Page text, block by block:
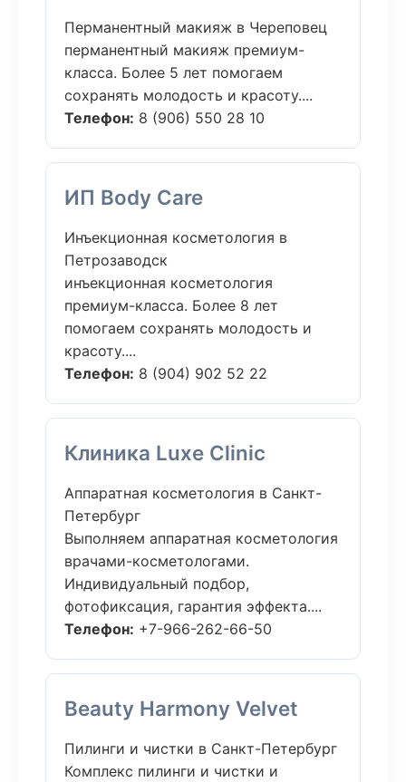
Перманентный макияж в Череповец
перманентный макияж премиум-
класса. Более 5 лет помогаем
сохранять молодость и красоту....
Телефон: 8 (906) 550 28 10
ИП Body Care
Инъекционная косметология в
Петрозаводск
инъекционная косметология
премиум-класса. Более 8 лет
помогаем сохранять молодость и
красоту....
Телефон: 8 (904) 902 52 22
Клиника Luxe Clinic
Аппаратная косметология в Санкт-
Петербург
Выполняем аппаратная косметология
врачами-косметологами.
Индивидуальный подбор,
фотофиксация, гарантия эффекта....
Телефон: +7-966-262-66-50
Beauty Harmony Velvet
Пилинги и чистки в Санкт-Петербург
Комплекс пилинги и чистки и